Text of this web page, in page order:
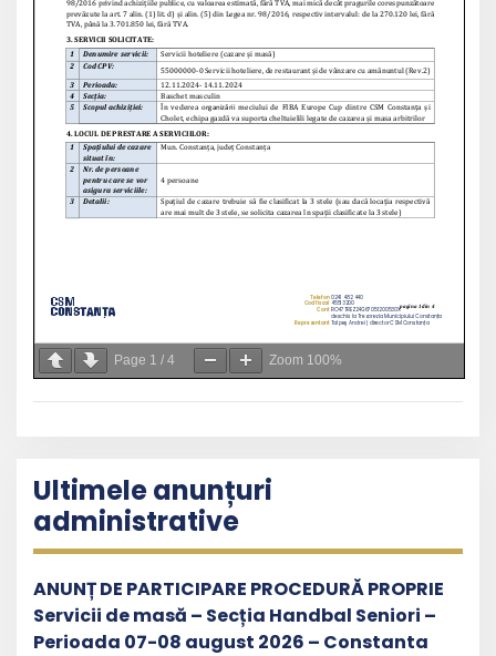
Page 1 / 4 Zoom 100%
Ultimele anunțuri
administrative
ANUNȚ DE PARTICIPARE PROCEDURĂ PROPRIE
Servicii de masă – Secția Handbal Seniori –
Perioada 07-08 august 2026 – Constanta